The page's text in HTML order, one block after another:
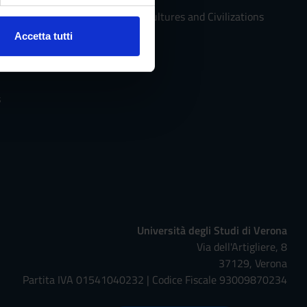
che hai fornito loro o
Accetta tutti
Department of Cultures and Civilizations
Università degli Studi di Verona
Via dell'Artigliere, 8
37129, Verona
Partita IVA 01541040232 | Codice Fiscale 93009870234